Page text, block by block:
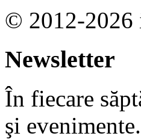
© 2012-2026
Newsletter
În fiecare
şi evenimente.